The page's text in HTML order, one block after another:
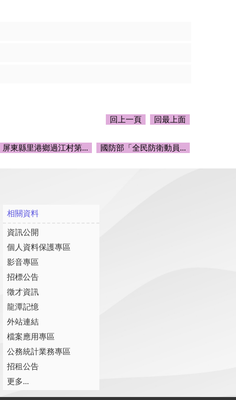
回上一頁 回最上面
屏東縣里港鄉過江村第... 國防部「全民防衛動員...
相關資料
資訊公開
個人資料保護專區
影音專區
招標公告
徵才資訊
龍潭記憶
外站連結
檔案應用專區
公務統計業務專區
招租公告
更多...